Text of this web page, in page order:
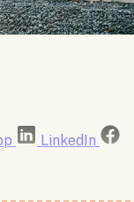
LinkedIn